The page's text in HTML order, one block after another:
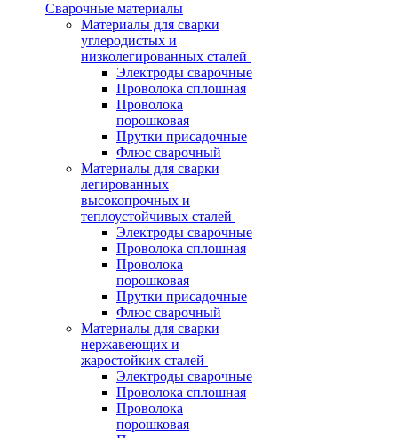
Сварочные материалы
Материалы для сварки
углеродистых и
низколегированных сталей
Электроды сварочные
Проволока сплошная
Проволока
порошковая
Прутки присадочные
Флюс сварочный
Материалы для сварки
легированных
высокопрочных и
теплоустойчивых сталей
Электроды сварочные
Проволока сплошная
Проволока
порошковая
Прутки присадочные
Флюс сварочный
Материалы для сварки
нержавеющих и
жаростойких сталей
Электроды сварочные
Проволока сплошная
Проволока
порошковая